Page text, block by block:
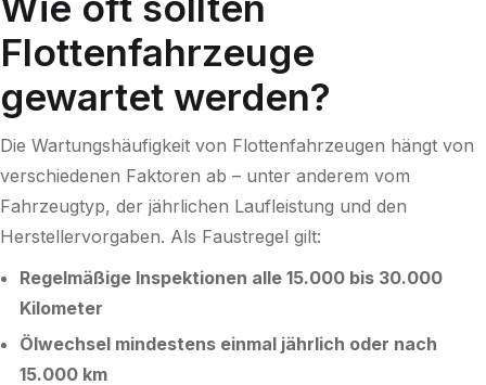
Flottenfahrzeuge
gewartet werden?
Die Wartungshäufigkeit von Flottenfahrzeugen hängt von
verschiedenen Faktoren ab – unter anderem vom
Fahrzeugtyp, der jährlichen Laufleistung und den
Herstellervorgaben. Als Faustregel gilt:
Regelmäßige Inspektionen alle 15.000 bis 30.000
Kilometer
Ölwechsel mindestens einmal jährlich oder nach
15.000 km